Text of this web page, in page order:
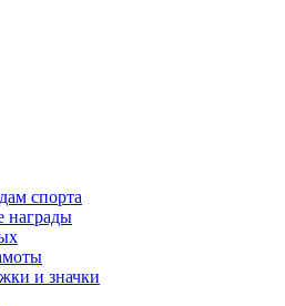
спорта
награды
и значки